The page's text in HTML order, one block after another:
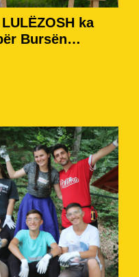
ka
Bursën